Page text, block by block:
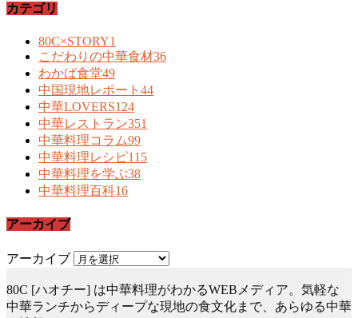
カテゴリ
80C×STORY1
こだわりの中華食材36
わかば食堂49
中国現地レポート 44
中華LOVERS124
中華レストラン351
中華料理コラム99
中華料理レシピ115
中華料理を学ぶ38
中華料理百科16
アーカイブ
アーカイブ
80C [ハオチー] は中華料理がわかるWEBメディア。気軽な
中華ランチからディープな現地の食文化まで、あらゆる中華